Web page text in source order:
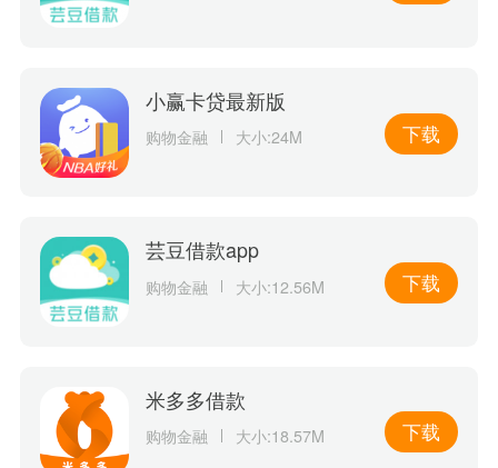
小赢卡贷最新版
购物金融 大小:24M 下载
芸豆借款app
购物金融 大小:12.56M 下载
米多多借款
购物金融 大小:18.57M 下载